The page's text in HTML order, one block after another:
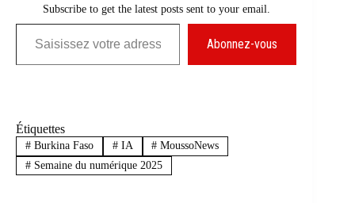
Subscribe to get the latest posts sent to your email.
Saisissez votre adresse e-mail…
Abonnez-vous
Étiquettes
#Burkina Faso #IA # MoussoNews
#Semaine du numérique 2025